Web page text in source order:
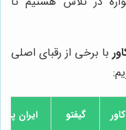
با برخی از رقبای اصلی
گیفتو ایران پنز